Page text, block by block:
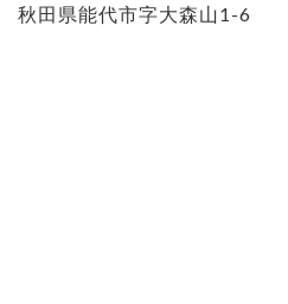
秋田県能代市字大森山1-6